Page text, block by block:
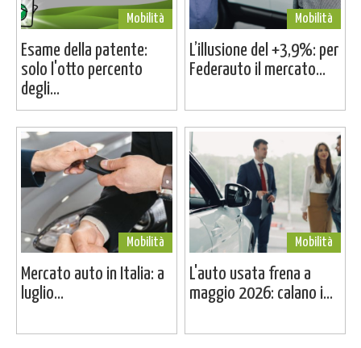
Mobilità
Esame della patente:
solo l'otto percento
degli...
Mobilità
L’illusione del +3,9%: per
Federauto il mercato...
Mobilità
Mercato auto in Italia: a
luglio...
Mobilità
L'auto usata frena a
maggio 2026: calano i...